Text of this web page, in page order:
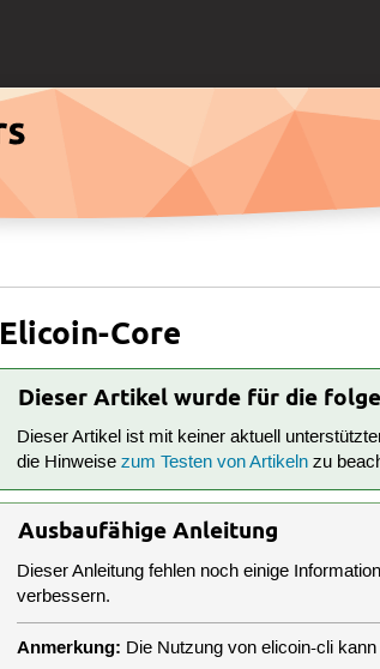
Elicoin-Core
Dieser Artikel wurde für die
Dieser Artikel ist mit keiner aktuell
die Hinweisezum Testen von Artikeln zu
Ausbaufähige Anleitung
Dieser Anleitung fehlen noch einige
verbessern.
Anmerkung: Die Nutzung von elicoin-cli